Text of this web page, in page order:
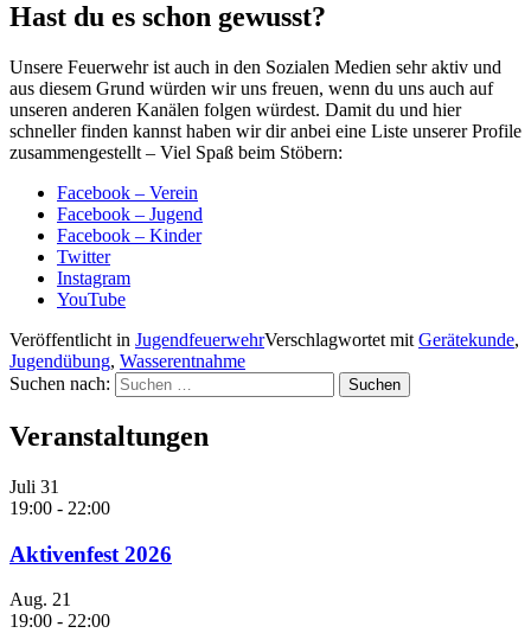
Hast du es schon gewusst?
Unsere Feuerwehr ist auch in den Sozialen Medien sehr aktiv und
aus diesem Grund würden wir uns freuen, wenn du uns auch auf
unseren anderen Kanälen folgen würdest. Damit du und hier
schneller finden kannst haben wir dir anbei eine Liste unserer Profile
zusammengestellt – Viel Spaß beim Stöbern:
Facebook – Verein
Facebook – Jugend
Facebook – Kinder
Twitter
Instagram
YouTube
Veröffentlicht in JugendfeuerwehrVerschlagwortet mit Gerätekunde,
Jugendübung, Wasserentnahme
Suchen nach:
Veranstaltungen
Juli 31
19:00 - 22:00
Aktivenfest 2026
Aug. 21
19:00 - 22:00